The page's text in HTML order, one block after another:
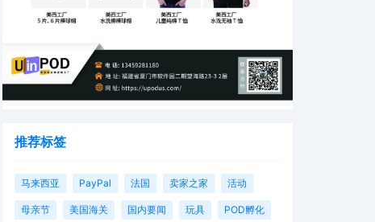
推荐标签
马来西亚 PayPal 法国 卖家之家 活动
母亲节 美国海关 国内要闻 玩具 POD孵化